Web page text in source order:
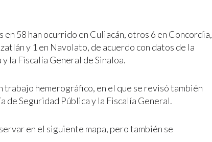
en 58 han ocurrido en Culiacán, otros 6 en Concordia,
y 1 en Navolato, de acuerdo con datos de la
la Fiscalía General de Sinaloa.
trabajo hemerográfico, en el que se revisó también
de Seguridad Pública y la Fiscalía General.
en el siguiente mapa, pero también se